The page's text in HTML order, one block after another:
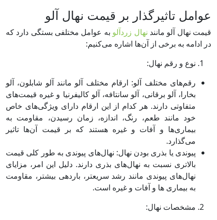
عوامل تاثیرگذار بر قیمت نهال آلو
قیمت نهال آلو مانند نهال زردآلو به عوامل مختلفی بستگی دارد که
در ادامه به برخی از آن‌ها اشاره می‌کنیم:
نوع و رقم نهال:
رقم‌های مختلف آلو: ارقام مختلف آلو مانند آلو شابلون، آلو
بخارا، آلو برقانی، آلو سانتافه، آلو کالیفرنیا و غیره قیمت‌های
متفاوتی دارند. هر کدام از این ارقام دارای ویژگی‌های خاص
خود مانند طعم، رنگ، اندازه، زمان رسیدن، مقاومت به
بیماری‌ها و آفات و غیره هستند که بر قیمت آن‌ها تاثیر
می‌گذارد.
پیوندی یا بذری بودن نهال: نهال‌های پیوندی به طور کلی قیمت
بالاتری نسبت به نهال‌های بذری دارند. دلیل این امر، مزایای
نهال‌های پیوندی مانند رشد سریعتر، باردهی بیشتر، مقاومت
به بیماری ها و آفات و غیره است.
مشخصات نهال: